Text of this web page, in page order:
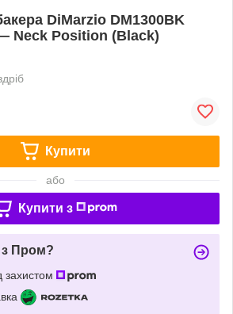
DiMarzio DM1300BK
Neck Position (Black)
Купити
або
Купити з
з Пром?
захистом